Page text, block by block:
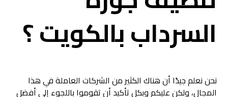
السرداب بالكويت ؟
نحن نعلم جيدًا أن هناك الكثير من الشركات العاملة في هذا
المجال، ولكن عليكم وبكل تأكيد أن تقوموا باللجوء إلى أفضل